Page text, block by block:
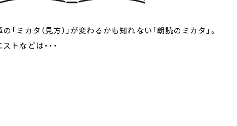
ミカタ（見方）」が変わるかも知れない「朗読のミカタ」。
などは・・・